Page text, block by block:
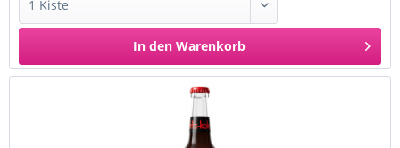
In den Warenkorb